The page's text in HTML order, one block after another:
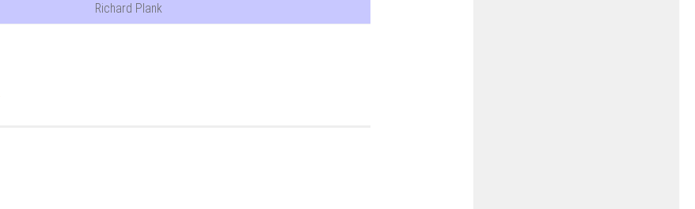
Richard Plank